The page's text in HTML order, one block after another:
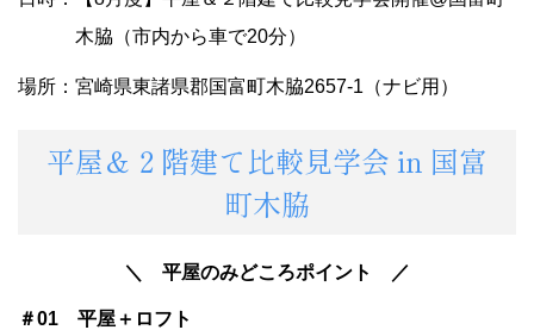
木脇（市内から車で20分）
場所：宮崎県東諸県郡国富町木脇2657-1（ナビ用）
平屋＆２階建て比較見学会 in 国富
町木脇
＼ 平屋のみどころポイント ／
＃01 平屋＋ロフト